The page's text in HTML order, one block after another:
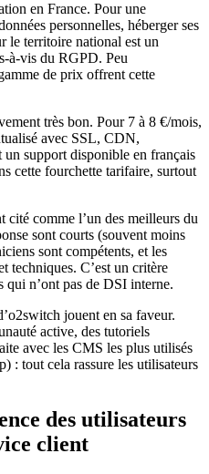
en France. Pour une
personnelles, héberger ses
le territoire national est un
à-vis du RGPD. Peu
de prix offrent cette
très bon. Pour 7 à 8 €/mois,
avec SSL, CDN,
un support disponible en français
cette fourchette tarifaire, surtout
cité comme l’un des meilleurs du
sont courts (souvent moins
sont compétents, et les
techniques. C’est un critère
qui n’ont pas de DSI interne.
jouent en sa faveur.
active, des tutoriels
avec les CMS les plus utilisés
: tout cela rassure les utilisateurs
des utilisateurs
client